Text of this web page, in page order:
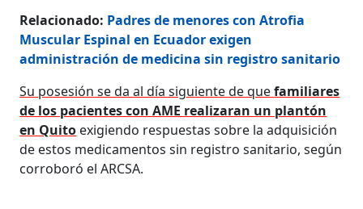
Relacionado: Padres de menores con Atrofia
Muscular Espinal en Ecuador exigen
administración de medicina sin registro sanitario
Su posesión se da al día siguiente de quefamiliares
de los pacientes con AME realizaran un plantón
en Quito exigiendo respuestas sobre la adquisición
de estos medicamentos sin registro sanitario, según
corroboró el ARCSA.